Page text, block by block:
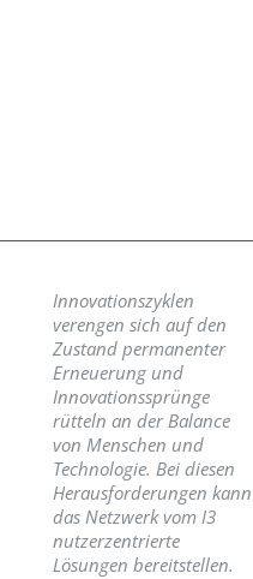
Innovationszyklen
verengen sich auf den
Zustand permanenter
Erneuerung und
Innovationssprünge
rütteln an der Balance
von Menschen und
Technologie. Bei diesen
Herausforderungen kann
das Netzwerk vom I3
nutzerzentrierte
Lösungen bereitstellen.